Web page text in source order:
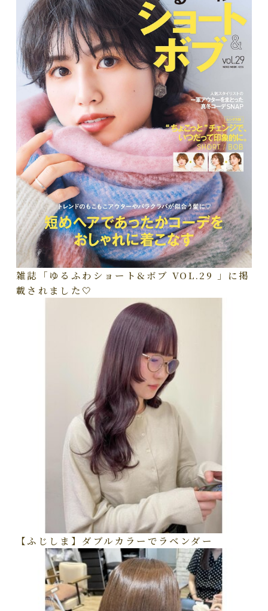
雑誌「ゆるふわショート&ボブ VOL.29 」に掲
載されました🤍
【ふじしま】ダブルカラーでラベンダー